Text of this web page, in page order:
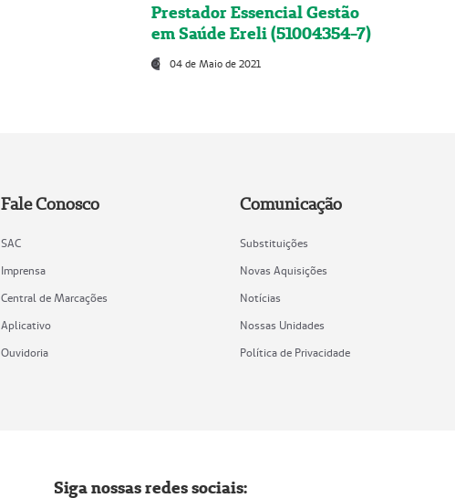
Prestador Essencial Gestão
em Saúde Ereli (51004354-7)
04 de Maio de 2021
Fale Conosco
SAC
Imprensa
Central de Marcações
Aplicativo
Ouvidoria
Comunicação
Substituições
Novas Aquisições
Notícias
Nossas Unidades
Política de Privacidade
Siga nossas redes sociais: